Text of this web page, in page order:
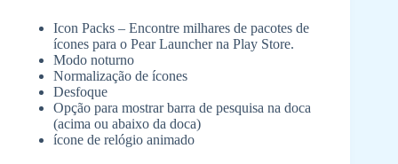
Icon Packs – Encontre milhares de pacotes de
ícones para o Pear Launcher na Play Store.
Modo noturno
Normalização de ícones
Desfoque
Opção para mostrar barra de pesquisa na doca
(acima ou abaixo da doca)
ícone de relógio animado